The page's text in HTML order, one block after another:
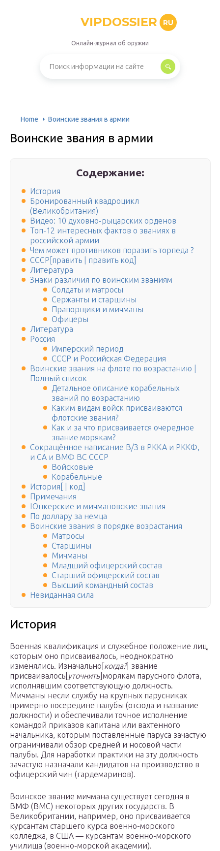
VIPDOSSIER RU
Онлайн-журнал об оружии
Home Воинские звания в армии
Воинские звания в армии
Содержание:
История
Бронированный квадроцикл
(Великобритания)
Видео: 10 духовно-рыцарских орденов
Топ-12 интересных фактов о званиях в
российской армии
Чем может противников поразить торпеда ?
СССР[править | править код]
Литература
Знаки различия по воинским званиям
Солдаты и матросы
Сержанты и старшины
Прапорщики и мичманы
Офицеры
Литература
Россия
Имперский период
СССР и Российская Федерация
Воинские звания на флоте по возрастанию |
Полный список
Детальное описание корабельных
званий по возрастанию
Каким видам войск присваиваются
флотские звания?
Как и за что присваивается очередное
звание морякам?
Сокращённое написание В/З в РККА и РККФ,
и СА и ВМФ ВС СССР
Войсковые
Корабельные
История[ | код]
Примечания
Юнкерские и мичмановские звания
По доллару за немца
Воинские звания в порядке возрастания
Матросы
Старшины
Мичманы
Младший офицерский состав
Старший офицерский состав
Высший командный состав
Невиданная сила
История
Военная квалификация и служебное положение лиц,
которым оно присваивалось, неоднократно
изменялись. Изначально[ когда?] звание
присваивалось[ уточнить]морякам парусного флота,
исполнявшим соответствующую должность.
Мичманы несли службу на крупных парусниках
примерно посередине палубы (отсюда и название
должности) и обеспечивали точное исполнение
командой приказов капитана или вахтенного
начальника, которым поставленные паруса зачастую
ограничивали обзор средней и носовой части
палубы. Для наработки практики на эту должность
зачастую назначали кандидатов на производство в
офицерский чин (гардемаринов).
Воинское звание мичмана существует сегодня в
ВМФ (ВМС) некоторых других государств. В
Великобритании, например, оно присваивается
курсантам старшего курса военно-морского
колледжа, в США — курсантам военно-морского
училища (военно-морской академии).